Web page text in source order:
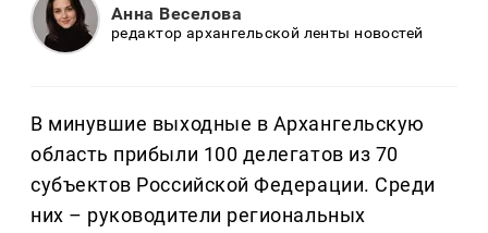
Анна Веселова
редактор архангельской ленты новостей
В минувшие выходные в Архангельскую
область прибыли 100 делегатов из 70
субъектов Российской Федерации. Среди
них – руководители региональных